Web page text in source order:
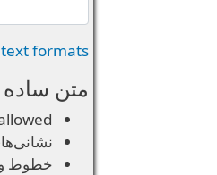
formats
متن ساده
خطوط و